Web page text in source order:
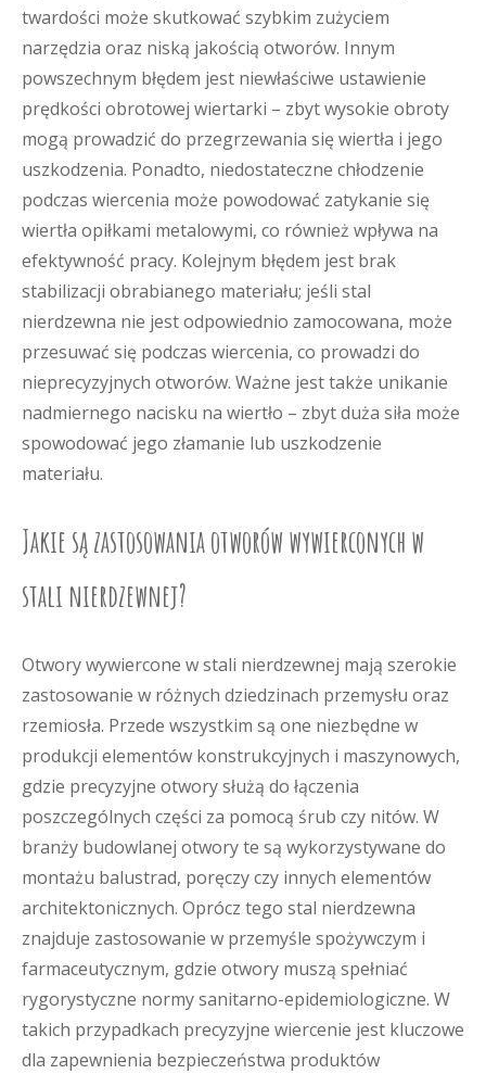
twardości może skutkować szybkim zużyciem
narzędzia oraz niską jakością otworów. Innym
powszechnym błędem jest niewłaściwe ustawienie
prędkości obrotowej wiertarki – zbyt wysokie obroty
mogą prowadzić do przegrzewania się wiertła i jego
uszkodzenia. Ponadto, niedostateczne chłodzenie
podczas wiercenia może powodować zatykanie się
wiertła opiłkami metalowymi, co również wpływa na
efektywność pracy. Kolejnym błędem jest brak
stabilizacji obrabianego materiału; jeśli stal
nierdzewna nie jest odpowiednio zamocowana, może
przesuwać się podczas wiercenia, co prowadzi do
nieprecyzyjnych otworów. Ważne jest także unikanie
nadmiernego nacisku na wiertło – zbyt duża siła może
spowodować jego złamanie lub uszkodzenie
materiału.
Jakie są zastosowania otworów wywierconych w
stali nierdzewnej?
Otwory wywiercone w stali nierdzewnej mają szerokie
zastosowanie w różnych dziedzinach przemysłu oraz
rzemiosła. Przede wszystkim są one niezbędne w
produkcji elementów konstrukcyjnych i maszynowych,
gdzie precyzyjne otwory służą do łączenia
poszczególnych części za pomocą śrub czy nitów. W
branży budowlanej otwory te są wykorzystywane do
montażu balustrad, poręczy czy innych elementów
architektonicznych. Oprócz tego stal nierdzewna
znajduje zastosowanie w przemyśle spożywczym i
farmaceutycznym, gdzie otwory muszą spełniać
rygorystyczne normy sanitarno-epidemiologiczne. W
takich przypadkach precyzyjne wiercenie jest kluczowe
dla zapewnienia bezpieczeństwa produktów